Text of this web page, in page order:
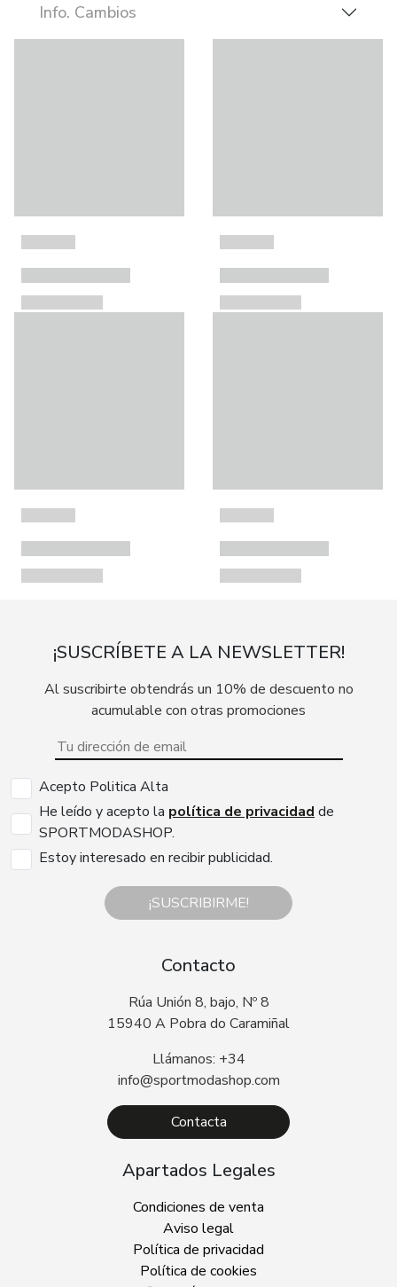
Info. Cambios
¡SUSCRÍBETE A LA NEWSLETTER!
Al suscribirte obtendrás un 10% de descuento no
acumulable con otras promociones
Acepto Politica Alta
He leído y acepto la política de privacidad de
SPORTMODASHOP.
Estoy interesado en recibir publicidad.
¡SUSCRIBIRME!
Contacto
Rúa Unión 8, bajo, Nº 8
15940 A Pobra do Caramiñal
Llámanos: +34
info@sportmodashop.com
Contacta
Apartados Legales
Condiciones de venta
Aviso legal
Política de privacidad
Política de cookies